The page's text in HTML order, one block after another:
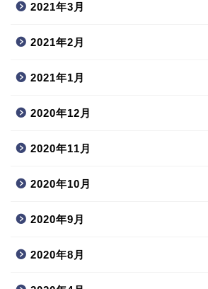
2021年3月
2021年2月
2021年1月
2020年12月
2020年11月
2020年10月
2020年9月
2020年8月